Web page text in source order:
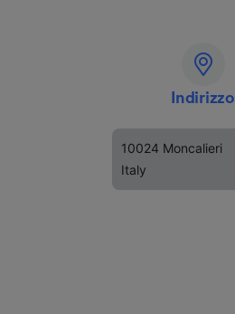
Indirizzo
10024 Moncalieri
Italy